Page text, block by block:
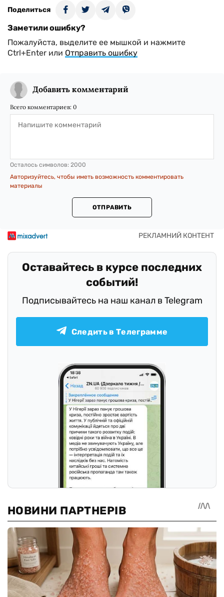
Поделиться
Заметили ошибку?
Пожалуйста, выделите ее мышкой и нажмите
Ctrl+Enter или Отправить ошибку
Добавить комментарий
Всего комментариев: 0
Осталось символов: 2000
Авторизуйтесь, чтобы иметь возможность комментировать
материалы
ОТПРАВИТЬ
Оставайтесь в курсе последних
событий!
Подписывайтесь на наш канал в Telegram
Следить в Телеграмме